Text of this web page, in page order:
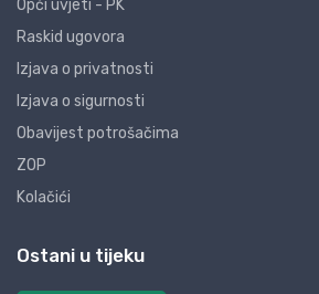
Opći uvjeti - PK
Raskid ugovora
Izjava o privatnosti
Izjava o sigurnosti
Obavijest potrošačima
ZOP
Kolačići
Ostani u tijeku